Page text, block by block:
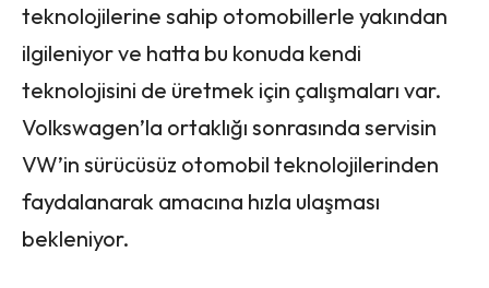
teknolojilerine sahip otomobillerle yakından
ilgileniyor ve hatta bu konuda kendi
teknolojisini de üretmek için çalışmaları var.
Volkswagen’la ortaklığı sonrasında servisin
VW’in sürücüsüz otomobil teknolojilerinden
faydalanarak amacına hızla ulaşması
bekleniyor.